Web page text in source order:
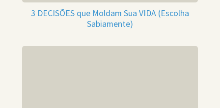
3 DECISÕES que Moldam Sua VIDA (Escolha
Sabiamente)